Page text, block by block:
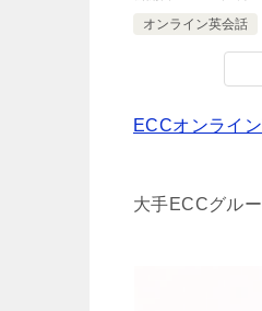
オンライン英会話
ECCオンライ
大手ECCグル